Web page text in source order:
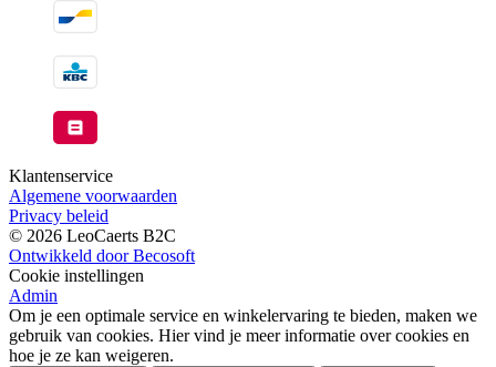
Klantenservice
Algemene voorwaarden
Privacy beleid
© 2026 LeoCaerts B2C
Ontwikkeld door Becosoft
Cookie instellingen
Admin
Om je een optimale service en winkelervaring te bieden, maken we
gebruik van cookies. Hier vind je meer informatie over cookies en
hoe je ze kan weigeren.